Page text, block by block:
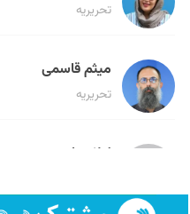
تحریریه
میثم قاسمی
تحریریه
لیلا حنارود